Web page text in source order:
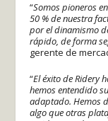
“Somos pioneros
50 % de nuestra
por el dinamismo
rápido, de forma
gerente de
“El éxito de Ridery
hemos entendido
adaptado. Hemos
algo que otras